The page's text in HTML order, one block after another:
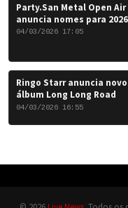
Party.San Metal Open Air
anuncia nomes para 2026
04/03/2026 17:05
Ringo Starr anuncia novo
álbum Long Long Road
04/03/2026 16:55